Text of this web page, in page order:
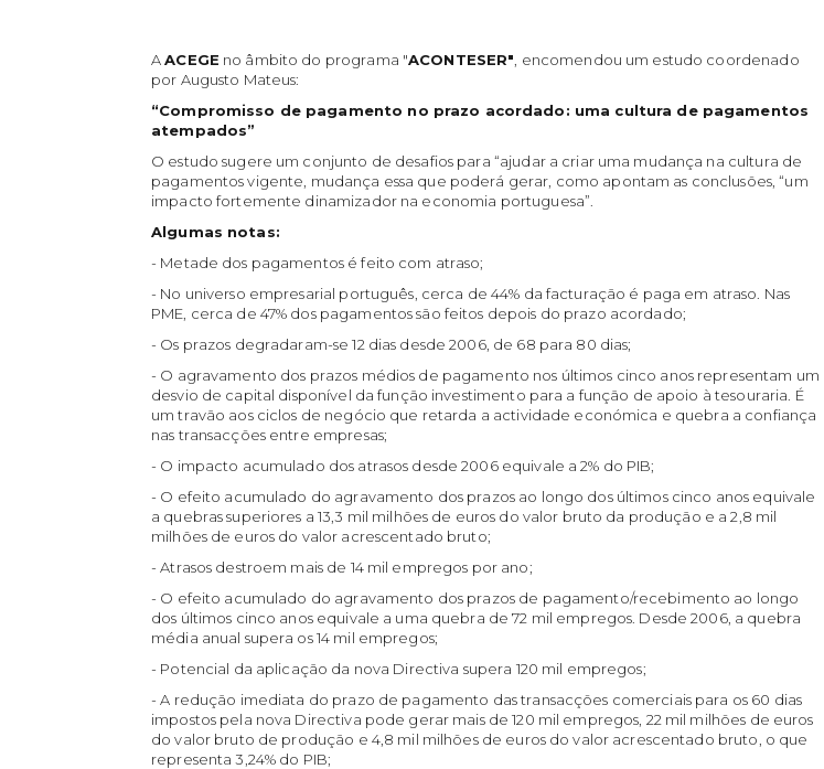
AACEGE no âmbito do programa "ACONTESER" , encomendou um estudo coordenado
por Augusto Mateus:
“Compromisso de pagamento no prazo acordado: uma cultura de pagamentos
atempados”
O estudo sugere um conjunto de desafios para “ajudar a criar uma mudança na cultura de
pagamentos vigente, mudança essa que poderá gerar, como apontam as conclusões, “um
impacto fortemente dinamizador na economia portuguesa”.
Algumas notas:
- Metade dos pagamentos é feito com atraso;
- No universo empresarial português, cerca de 44% da facturação é paga em atraso. Nas
PME, cerca de 47% dos pagamentos são feitos depois do prazo acordado;
- Os prazos degradaram-se 12 dias desde 2006, de 68 para 80 dias;
- O agravamento dos prazos médios de pagamento nos últimos cinco anos representam um
desvio de capital disponível da função investimento para a função de apoio à tesouraria. É
um travão aos ciclos de negócio que retarda a actividade económica e quebra a confiança
nas transacções entre empresas;
- O impacto acumulado dos atrasos desde 2006 equivale a 2% do PIB;
- O efeito acumulado do agravamento dos prazos ao longo dos últimos cinco anos equivale
a quebras superiores a 13,3 mil milhões de euros do valor bruto da produção e a 2,8 mil
milhões de euros do valor acrescentado bruto;
- Atrasos destroem mais de 14 mil empregos por ano;
- O efeito acumulado do agravamento dos prazos de pagamento/recebimento ao longo
dos últimos cinco anos equivale a uma quebra de 72 mil empregos. Desde 2006, a quebra
média anual supera os 14 mil empregos;
- Potencial da aplicação da nova Directiva supera 120 mil empregos;
- A redução imediata do prazo de pagamento das transacções comerciais para os 60 dias
impostos pela nova Directiva pode gerar mais de 120 mil empregos, 22 mil milhões de euros
do valor bruto de produção e 4,8 mil milhões de euros do valor acrescentado bruto, o que
representa 3,24% do PIB;